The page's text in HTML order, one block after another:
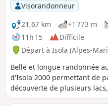
Visorandonneur
21,67 km
+1 773 m
11h 15
Difficile
Départ à Isola (Alpes-
Belle et longue randonnée
d'Isola 2000 permettant de
découverte de plusieurs
commençant par les